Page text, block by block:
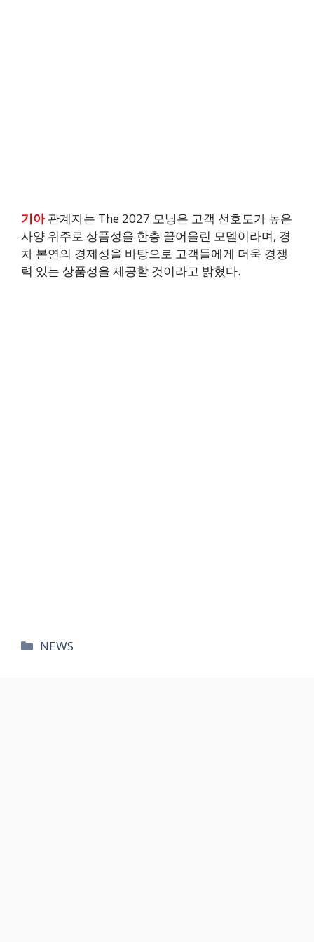
기아관계자는 The 2027 모닝은 고객 선호도가 높은
사양 위주로 상품성을 한층 끌어올린 모델이라며, 경
차 본연의 경제성을 바탕으로 고객들에게 더욱 경쟁
력 있는 상품성을 제공할 것이라고 밝혔다.
카
NEWS